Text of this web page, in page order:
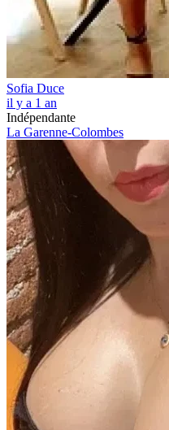
Sofia Duce
il y a 1 an
Indépendante
La Garenne-Colombes